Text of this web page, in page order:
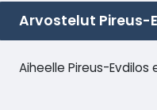
Arvostelut Pireus-
Aiheelle Pireus-